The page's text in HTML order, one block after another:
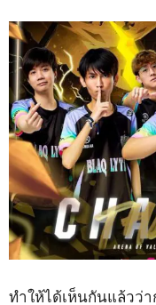
ทำให้ได้เห็นกันแล้วว่